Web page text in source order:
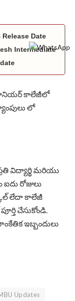
Date
Intermediate
కాలేజీలో
లో
విద్యార్థి మరియు
రోజులు
లేదా కాలేజీ
చేసుకోండి.
ఇబ్బందులు
Updates